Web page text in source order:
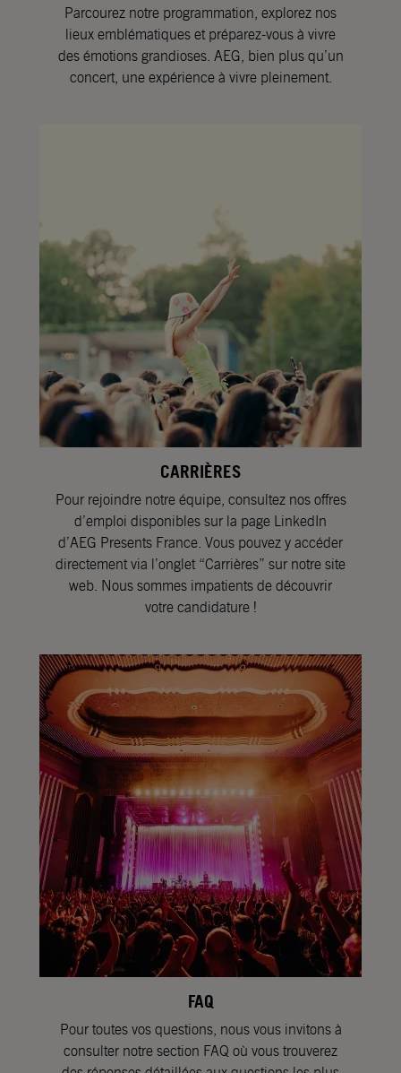
Parcourez notre programmation, explorez nos
lieux emblématiques et préparez-vous à vivre
des émotions grandioses. AEG, bien plus qu’un
concert, une expérience à vivre pleinement.
CARRIÈRES
Pour rejoindre notre équipe, consultez nos offres
d’emploi disponibles sur la page LinkedIn
d’AEG Presents France. Vous pouvez y accéder
directement via l’onglet “Carrières” sur notre site
web. Nous sommes impatients de découvrir
votre candidature !
FAQ
Pour toutes vos questions, nous vous invitons à
consulter notre section FAQ où vous trouverez